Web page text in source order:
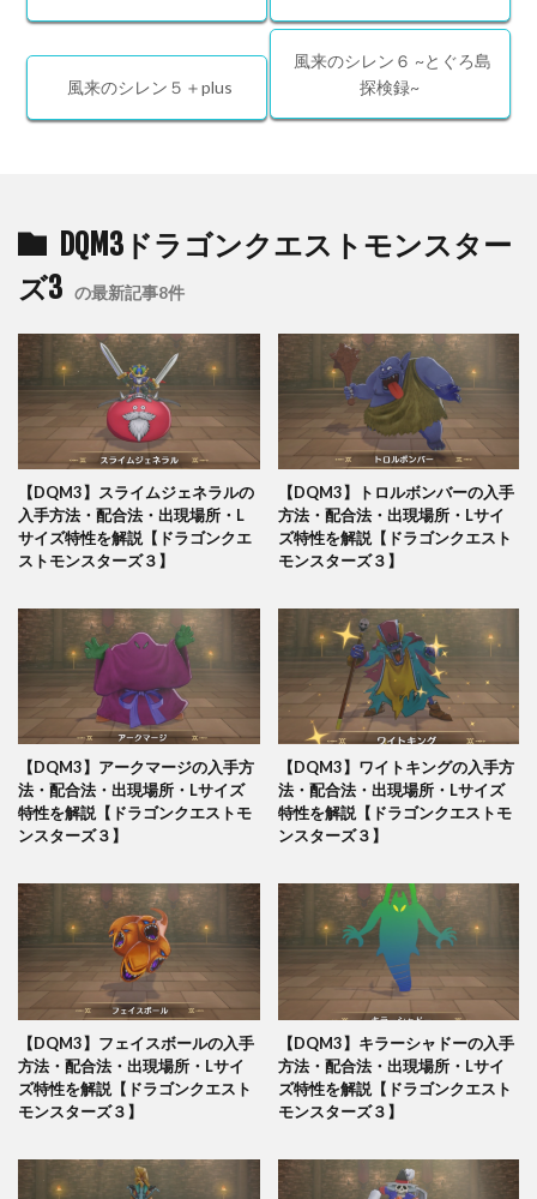
風来のシレン５＋plus
風来のシレン６ ~とぐろ島
探検録~
DQM3ドラゴンクエストモンスター
ズ3 の最新記事8件
【DQM3】スライムジェネラルの
入手方法・配合法・出現場所・L
サイズ特性を解説【ドラゴンクエ
ストモンスターズ３】
【DQM3】トロルボンバーの入手
方法・配合法・出現場所・Lサイ
ズ特性を解説【ドラゴンクエスト
モンスターズ３】
【DQM3】アークマージの入手方
法・配合法・出現場所・Lサイズ
特性を解説【ドラゴンクエストモ
ンスターズ３】
【DQM3】ワイトキングの入手方
法・配合法・出現場所・Lサイズ
特性を解説【ドラゴンクエストモ
ンスターズ３】
【DQM3】フェイスボールの入手
方法・配合法・出現場所・Lサイ
ズ特性を解説【ドラゴンクエスト
モンスターズ３】
【DQM3】キラーシャドーの入手
方法・配合法・出現場所・Lサイ
ズ特性を解説【ドラゴンクエスト
モンスターズ３】